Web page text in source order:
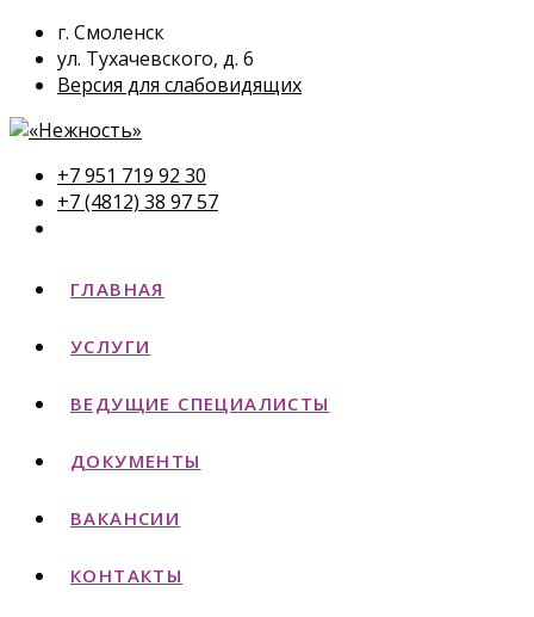
г. Смоленск
ул. Тухачевского, д. 6
Версия для слабовидящих
+7 951 719 92 30
+7 (4812) 38 97 57
ГЛАВНАЯ
УСЛУГИ
ВЕДУЩИЕ СПЕЦИАЛИСТЫ
ДОКУМЕНТЫ
ВАКАНСИИ
КОНТАКТЫ